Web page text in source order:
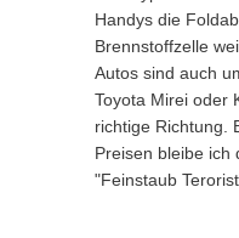
Handys die
Brennstoffzelle
Autos sind auch
Toyota Mirei oder
richtige Richtung.
Preisen bleibe ich
"Feinstaub